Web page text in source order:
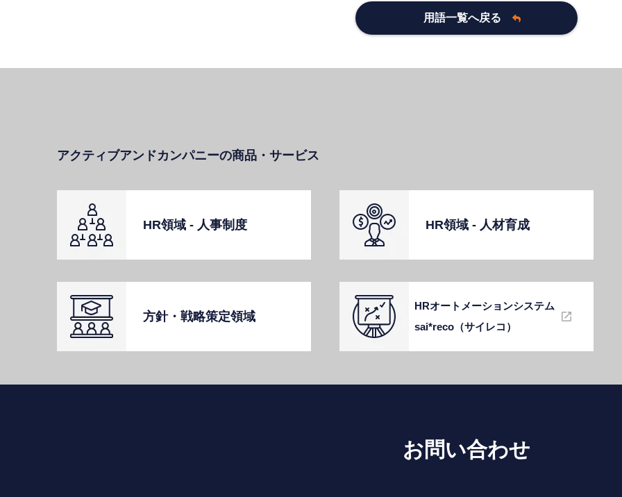
用語一覧へ戻る
アクティブアンドカンパニーの商品・サービス
HR領域 - ⼈事制度 HR領域 - ⼈材育成
⽅針・戦略策定領域
HRオートメーションシステム
sai*reco（サイレコ）
お問い合わせ